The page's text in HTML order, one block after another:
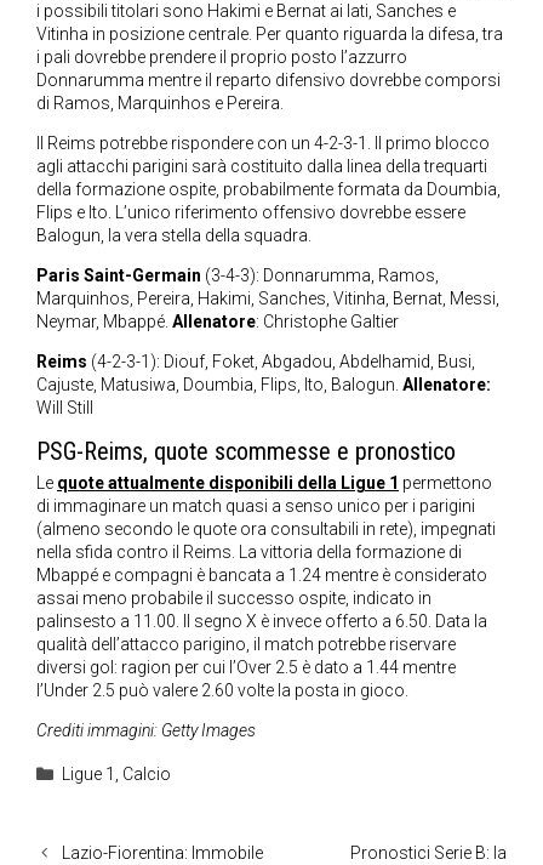
i possibili titolari sono Hakimi e Bernat ai lati, Sanches e
Vitinha in posizione centrale. Per quanto riguarda la difesa, tra
i pali dovrebbe prendere il proprio posto l’azzurro
Donnarumma mentre il reparto difensivo dovrebbe comporsi
di Ramos, Marquinhos e Pereira.
Il Reims potrebbe rispondere con un 4-2-3-1. Il primo blocco
agli attacchi parigini sarà costituito dalla linea della trequarti
della formazione ospite, probabilmente formata da Doumbia,
Flips e Ito. L’unico riferimento offensivo dovrebbe essere
Balogun, la vera stella della squadra.
Paris Saint-Germain (3-4-3): Donnarumma, Ramos,
Marquinhos, Pereira, Hakimi, Sanches, Vitinha, Bernat, Messi,
Neymar, Mbappé. Allenatore: Christophe Galtier
Reims (4-2-3-1): Diouf, Foket, Abgadou, Abdelhamid, Busi,
Cajuste, Matusiwa, Doumbia, Flips, Ito, Balogun. Allenatore:
Will Still
PSG-Reims, quote scommesse e pronostico
Le quote attualmente disponibili della Ligue 1 permettono
di immaginare un match quasi a senso unico per i parigini
(almeno secondo le quote ora consultabili in rete), impegnati
nella sfida contro il Reims. La vittoria della formazione di
Mbappé e compagni è bancata a 1.24 mentre è considerato
assai meno probabile il successo ospite, indicato in
palinsesto a 11.00. Il segno X è invece offerto a 6.50. Data la
qualità dell’attacco parigino, il match potrebbe riservare
diversi gol: ragion per cui l’Over 2.5 è dato a 1.44 mentre
l’Under 2.5 può valere 2.60 volte la posta in gioco.
Crediti immagini: Getty Images
Categorie
Ligue 1 , Calcio
Lazio-Fiorentina: Immobile Pronostici Serie B: la